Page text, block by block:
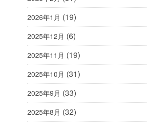
2026年1月 (19)
2025年12月 (6)
2025年11月 (19)
2025年10月 (31)
2025年9月 (33)
2025年8月 (32)